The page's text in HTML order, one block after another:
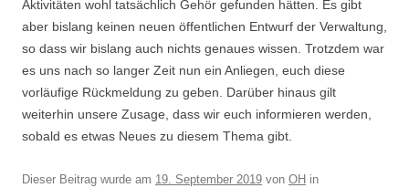
Aktivitäten wohl tatsächlich Gehör gefunden hätten. Es gibt
aber bislang keinen neuen öffentlichen Entwurf der Verwaltung,
so dass wir bislang auch nichts genaues wissen. Trotzdem war
es uns nach so langer Zeit nun ein Anliegen, euch diese
vorläufige Rückmeldung zu geben. Darüber hinaus gilt
weiterhin unsere Zusage, dass wir euch informieren werden,
sobald es etwas Neues zu diesem Thema gibt.
Dieser Beitrag wurde am 19. September 2019 von OH in